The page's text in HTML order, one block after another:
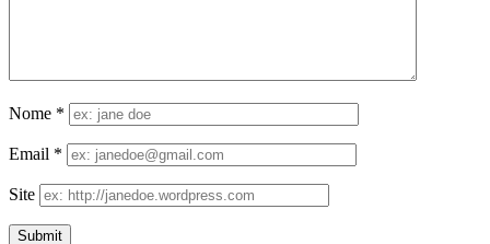
Nome *
Email *
Site